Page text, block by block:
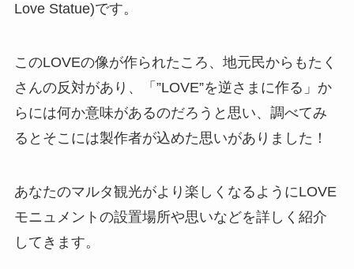
Love Statue)です。
このLOVEの像が作られたころ、地元民からもたく
さんの反対があり、「”LOVE”を逆さまに作る」か
らには何か意味があるのだろうと思い、調べてみ
るとそこには製作者が込めた思いがありました！
あなたのマルタ観光がより楽しくなるようにLOVE
モニュメントの設置場所や思いなどを詳しく紹介
してきます。